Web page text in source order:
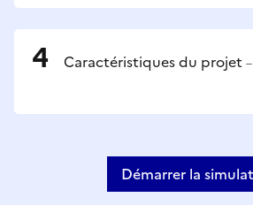
Caractéristiques du projet
Démarrer la